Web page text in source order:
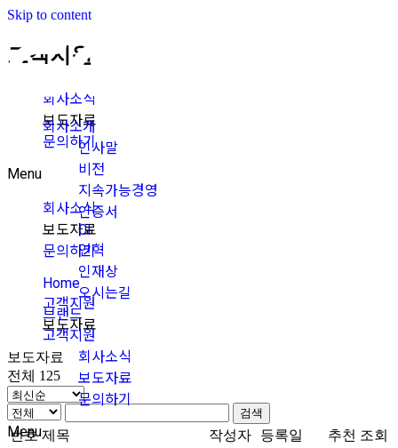
Skip to content
회사소개
인사말
비전
지속가능경영
인증서
CI
연혁
인재상
오시는길
브랜드
고객지원
회사소식
보도자료
문의하기
Menu
고객지원
회사소식
보도자료
문의하기
Menu
회사소식
보도자료
문의하기
Home
고객지원
보도자료
보도자료
전체 125
검색
번호 제목 작성자 등록일 추천 조회